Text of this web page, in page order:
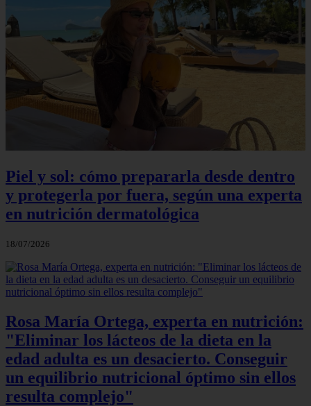
Piel y sol: cómo prepararla desde dentro
y protegerla por fuera, según una experta
en nutrición dermatológica
18/07/2026
Rosa María Ortega, experta en nutrición:
"Eliminar los lácteos de la dieta en la
edad adulta es un desacierto. Conseguir
un equilibrio nutricional óptimo sin ellos
resulta complejo"